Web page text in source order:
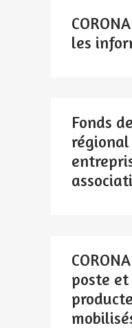
les
Fonds
poste et